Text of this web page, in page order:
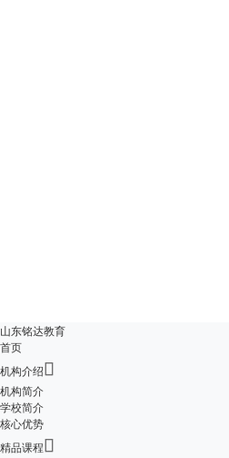
山东铭达教育
首页
机构介绍
机构简介
学校简介
核心优势
精品课程